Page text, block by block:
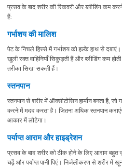
प्रसव के बाद शरीर की रिकवरी और ब्लीडिंग कम
हैं:
गर्भाशय की मालिश
पेट के निचले हिस्से में गर्भाशय को हल्के हाथ से
खुली रक्त वाहिनियाँ सिकुड़ती हैं और ब्लीडिंग कम
तरीका सिखा सकती हैं।
स्तनपान
स्तनपान से शरीर में ऑक्सीटोसिन हार्मोन बनता है,
करने में मदद करता है। जितना अधिक स्तनपान
आकार में लौटेगा।
पर्याप्त आराम और हाइड्रेशन
प्रसव के बाद शरीर को ठीक होने के लिए आराम बहुत
चढ़ें और पर्याप्त पानी पिएं। निर्जलीकरण से शरीर में